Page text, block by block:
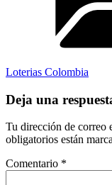
Loterias Colombia
Deja una
Tu dirección de correo
obligatorios están
Comentario *